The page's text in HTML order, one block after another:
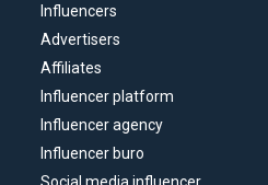
Influencers
Advertisers
Affiliates
Influencer platform
Influencer agency
Influencer buro
Social media influencer